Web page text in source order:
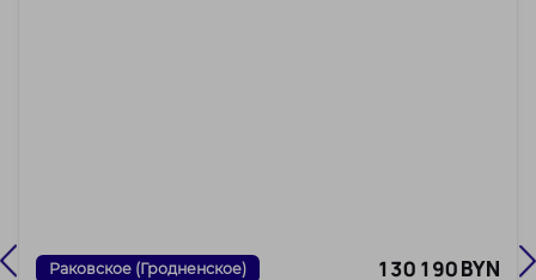
Раковское (Гродненское) 130 190 BYN